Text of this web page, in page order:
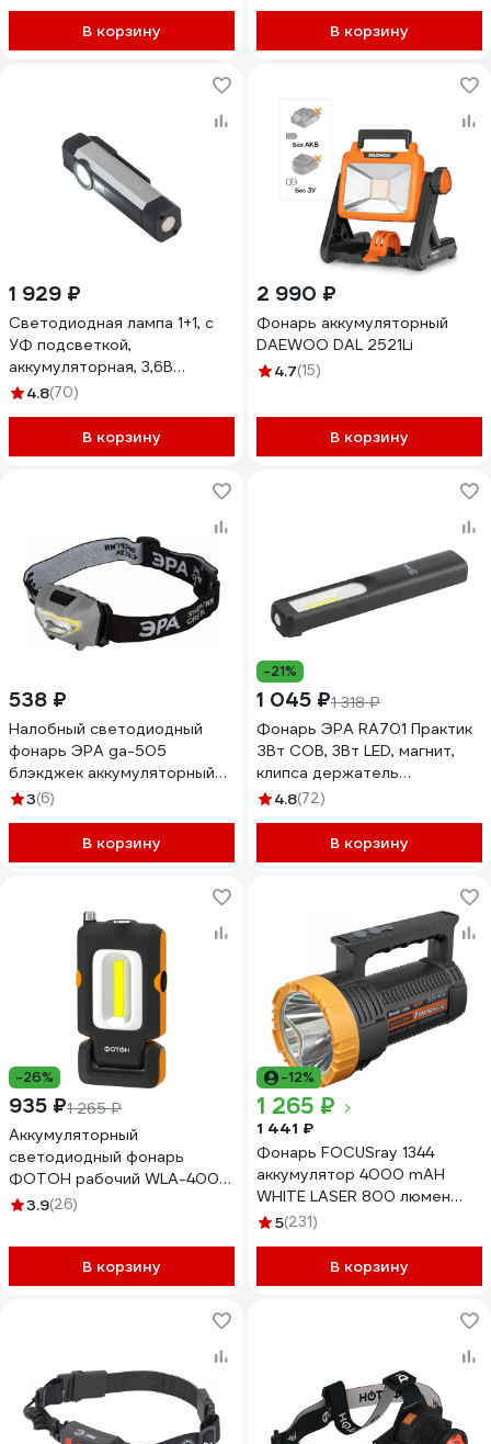
В корзину В корзину
1 929 ₽
Светодиодная лампа 1+1, с
УФ подсветкой,
аккумуляторная, 3,6В
NORDBERG 1901
4.8(70)
В корзину
2 990 ₽
Фонарь аккумуляторный
DAEWOO DAL 2521Li
4.7(15)
В корзину
538 ₽
Налобный светодиодный
фонарь ЭРА ga-505
блэкджек аккумуляторный
мощный яркий 3 режима
3(6)
В корзину
-21%
1 045 ₽1 318 ₽
Фонарь ЭРА RA701 Практик
ЗВт COB, 3Вт LED, магнит,
клипса держатель
Б0039623
4.8(72)
В корзину
-26%
935 ₽1 265 ₽
Аккумуляторный
светодиодный фонарь
ФОТОН рабочий WLА-400
23864
3.9(26)
В корзину
-12%
1 265 ₽
1 441 ₽
Фонарь FOCUSray 1344
аккумулятор 4000 mAH
WHITE LASER 800 люмен
USB кабель 890569
5(231)
В корзину